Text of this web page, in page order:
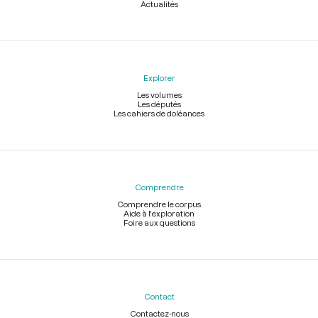
Actualités
Explorer
Les volumes
Les députés
Les cahiers de doléances
Comprendre
Comprendre le corpus
Aide à l'exploration
Foire aux questions
Contact
Contactez-nous